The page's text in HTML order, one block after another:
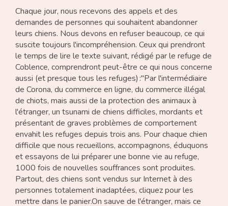
Accueil Actualités Contact
DE FR
Nourriture & accessoires
Chaque jour, nous recevons des appels et des
demandes de personnes qui souhaitent abandonner
leurs chiens. Nous devons en refuser beaucoup, ce qui
suscite toujours l'incompréhension. Ceux qui prendront
le temps de lire le texte suivant, rédigé par le refuge de
Coblence, comprendront peut-être ce qui nous concerne
aussi (et presque tous les refuges) :"Par l'intermédiaire
de Corona, du commerce en ligne, du commerce illégal
de chiots, mais aussi de la protection des animaux à
l'étranger, un tsunami de chiens difficiles, mordants et
présentant de graves problèmes de comportement
envahit les refuges depuis trois ans. Pour chaque chien
difficile que nous recueillons, accompagnons, éduquons
et essayons de lui préparer une bonne vie au refuge,
1000 fois de nouvelles souffrances sont produites.
Partout, des chiens sont vendus sur Internet à des
personnes totalement inadaptées, cliquez pour les
mettre dans le panier.On sauve de l'étranger, mais ce